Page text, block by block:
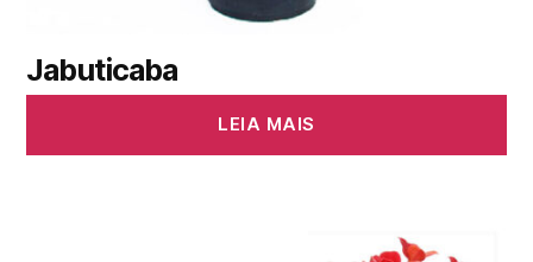
Jabuticaba
LEIA MAIS